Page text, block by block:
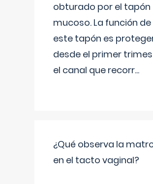
obturado por el tapón
mucoso. La función de
este tapón es
desde el primer
el canal que recorr...
¿Qué observa la
en el tacto vaginal?